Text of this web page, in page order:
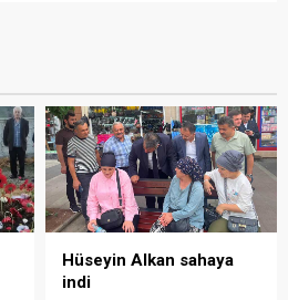
Hüseyin Alkan sahaya
indi